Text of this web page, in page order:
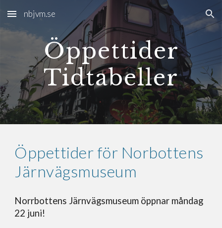
Skip to main content Skip to navigation
nbjvm.se
Öppettider
Tidtabeller
Öppettider för Norbottens
Järnvägsmuseum
Norrbottens Järnvägsmuseum öppnar måndag
22 juni!